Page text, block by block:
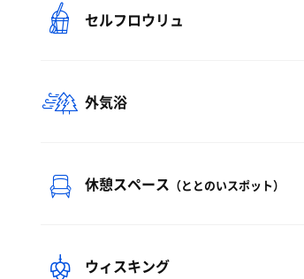
セルフロウリュ
外気浴
休憩スペース （ととのいスポット）
ウィスキング